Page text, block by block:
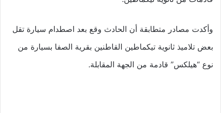
وأكدت مصادر متطابقة أن الحادث وقع بعد اصطدام سيارة تقل
بعض تلاميذ ثانوية تيكماطين القاطنين بقرية الصفا بسيارة من
نوع “هيلكس” قادمة من الجهة المقابلة.